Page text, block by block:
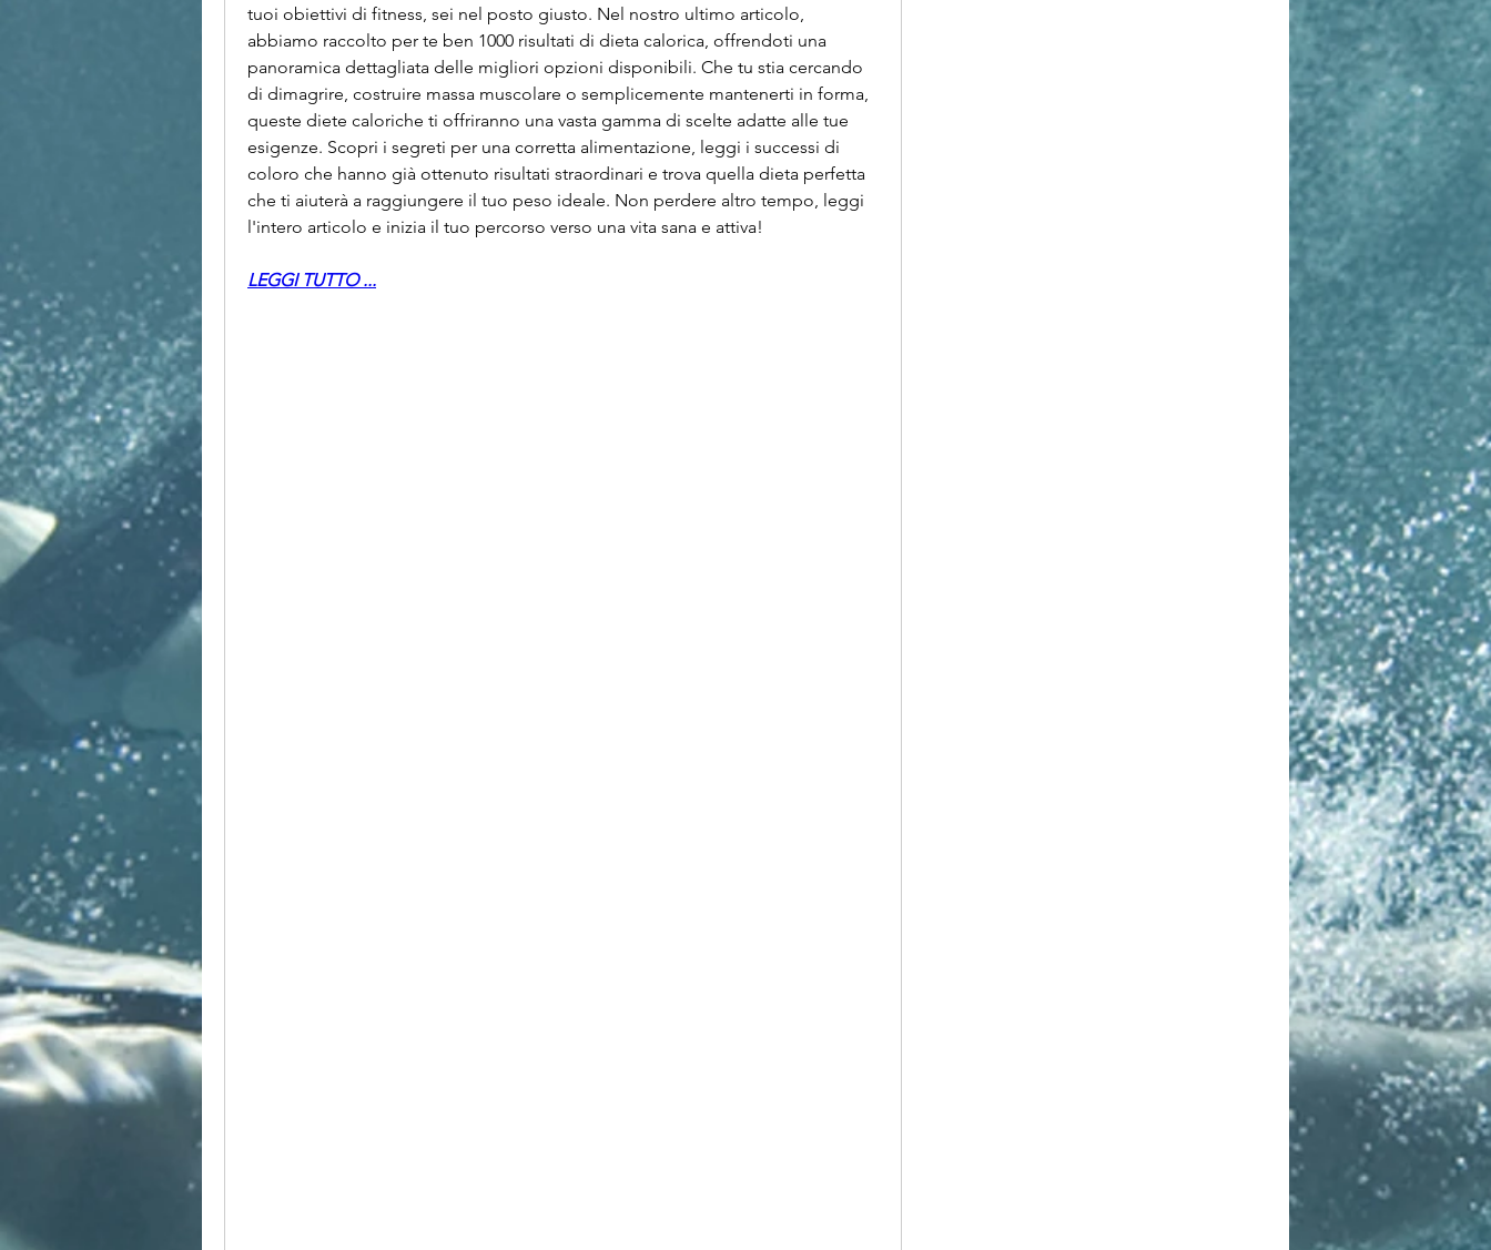
tuoi obiettivi di fitness, sei nel posto giusto. Nel nostro ultimo articolo,
abbiamo raccolto per te ben 1000 risultati di dieta calorica, offrendoti una
panoramica dettagliata delle migliori opzioni disponibili. Che tu stia cercando
di dimagrire, costruire massa muscolare o semplicemente mantenerti in forma,
queste diete caloriche ti offriranno una vasta gamma di scelte adatte alle tue
esigenze. Scopri i segreti per una corretta alimentazione, leggi i successi di
coloro che hanno già ottenuto risultati straordinari e trova quella dieta perfetta
che ti aiuterà a raggiungere il tuo peso ideale. Non perdere altro tempo, leggi
l'intero articolo e inizia il tuo percorso verso una vita sana e attiva!
LEGGI TUTTO ...